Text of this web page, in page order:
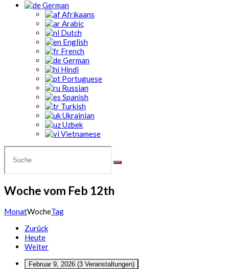
German
Afrikaans
Arabic
Dutch
English
French
German
Hindi
Portuguese
Russian
Spanish
Turkish
Ukrainian
Uzbek
Vietnamese
Woche vom Feb 12th
MonatWocheTag
Zurück
Heute
Weiter
Februar 9, 2026 (3 Veranstaltungen)